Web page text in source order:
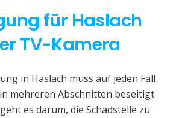
für Haslach
TV-Kamera
in Haslach muss auf jeden Fall
mehreren Abschnitten beseitigt
es darum, die Schadstelle zu